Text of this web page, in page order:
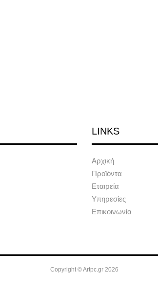
LINKS
Αρχική
Προϊόντα
Εταιρεία
Υπηρεσίες
Επικοινωνία
Copyright © Artpc.gr 2026